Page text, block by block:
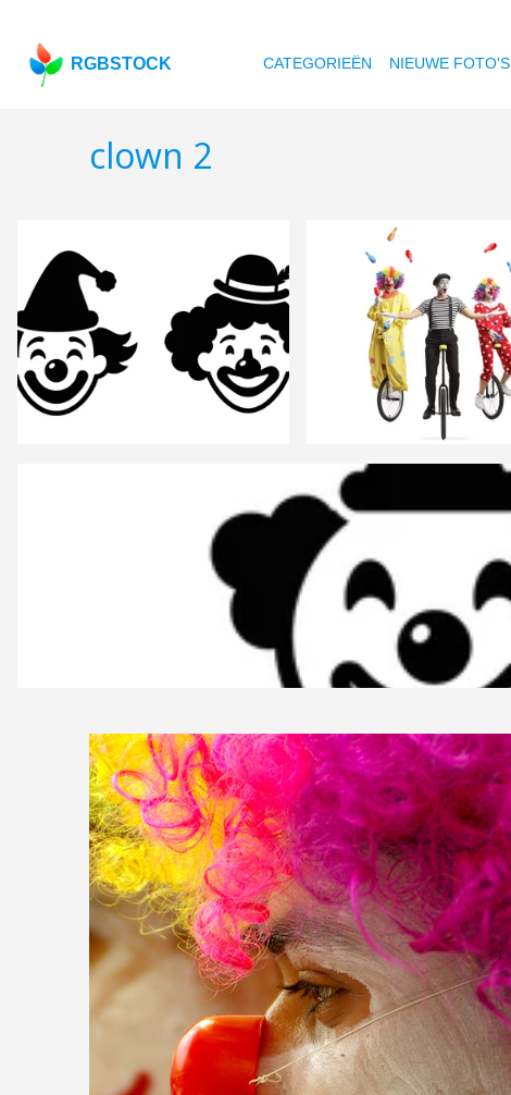
RGBSTOCK CATEGORIEËN NIEUWE FOTO'S
clown 2